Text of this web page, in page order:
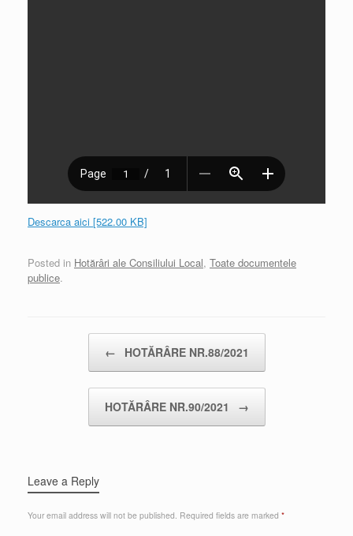
Descarca aici [522.00 KB]
Posted in Hotărâri ale Consiliului Local, Toate documentele
publice.
← HOTĂRÂRE NR.88/2021
HOTĂRÂRE NR.90/2021 →
Leave a Reply
Your email address will not be published. Required fields are marked *